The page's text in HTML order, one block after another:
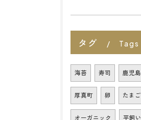
タグ Tags
海苔 寿司 鹿児島
厚真町 卵 たまご
オーガニック 平飼い